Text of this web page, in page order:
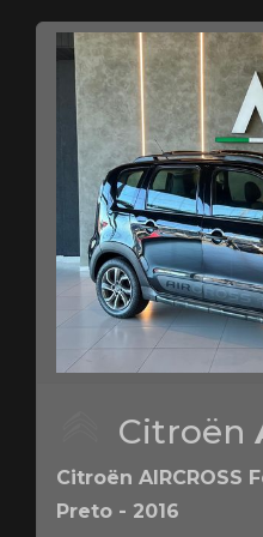
Citroën
Citroën AIRCROSS
Preto - 2016